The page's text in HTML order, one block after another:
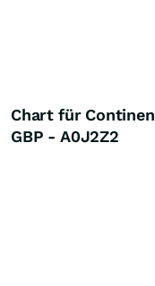
Chart für
GBP - A0J2Z2